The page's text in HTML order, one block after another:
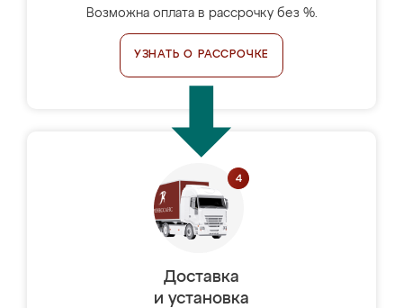
Возможна оплата в рассрочку без %.
УЗНАТЬ О РАССРОЧКЕ
Доставка
и установка